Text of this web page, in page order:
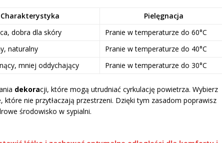
Charakterystyka
Pielęgnacja
dobra dla skóry
Pranie w temperaturze do 60°C
naturalny
Pranie w temperaturze do 40°C
mniej oddychający Pranie w temperaturze do 30°C
dekoracji, które mogą utrudniać cyrkulację powietrza. Wybierz
które nie przytłaczają przestrzeni. Dzięki tym zasadom poprawisz
środowisko w sypialni.